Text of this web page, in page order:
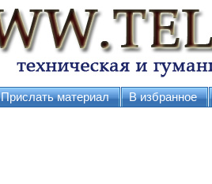
Прислать материал В избранное